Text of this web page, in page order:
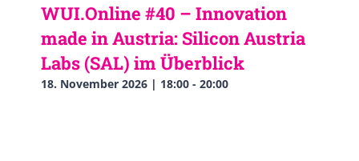
WUI.Online #40 – Innovation
made in Austria: Silicon Austria
Labs (SAL) im Überblick
18. November 2026 | 18:00 - 20:00